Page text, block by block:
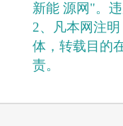
新能 源网"。
2、凡本网注
体，转载目的
责。